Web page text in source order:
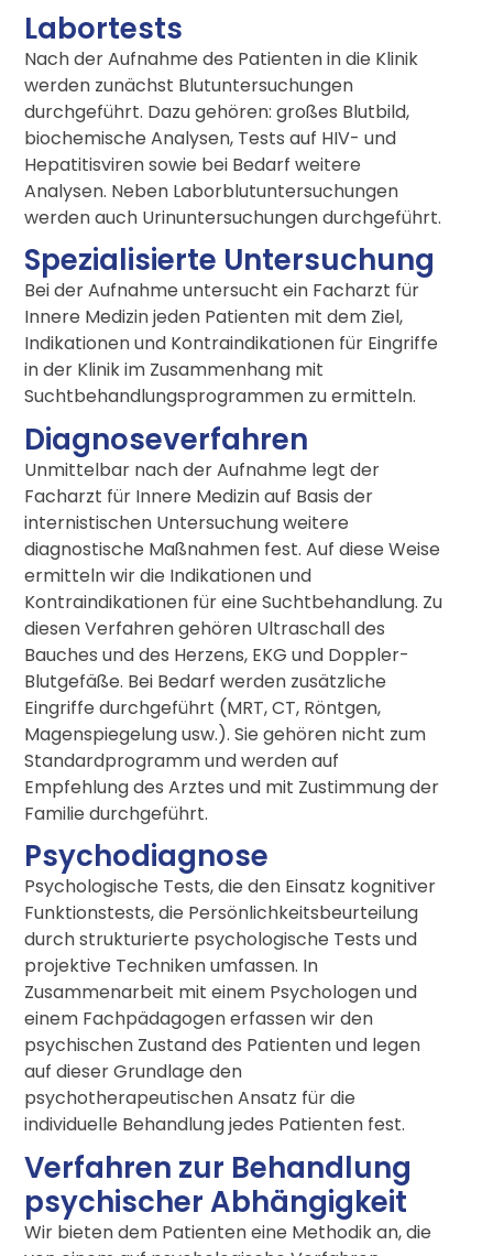
Labortests
Nach der Aufnahme des Patienten in die Klinik
werden zunächst Blutuntersuchungen
durchgeführt. Dazu gehören: großes Blutbild,
biochemische Analysen, Tests auf HIV- und
Hepatitisviren sowie bei Bedarf weitere
Analysen. Neben Laborblutuntersuchungen
werden auch Urinuntersuchungen durchgeführt.
Spezialisierte Untersuchung
Bei der Aufnahme untersucht ein Facharzt für
Innere Medizin jeden Patienten mit dem Ziel,
Indikationen und Kontraindikationen für Eingriffe
in der Klinik im Zusammenhang mit
Suchtbehandlungsprogrammen zu ermitteln.
Diagnoseverfahren
Unmittelbar nach der Aufnahme legt der
Facharzt für Innere Medizin auf Basis der
internistischen Untersuchung weitere
diagnostische Maßnahmen fest. Auf diese Weise
ermitteln wir die Indikationen und
Kontraindikationen für eine Suchtbehandlung. Zu
diesen Verfahren gehören Ultraschall des
Bauches und des Herzens, EKG und Doppler-
Blutgefäße. Bei Bedarf werden zusätzliche
Eingriffe durchgeführt (MRT, CT, Röntgen,
Magenspiegelung usw.). Sie gehören nicht zum
Standardprogramm und werden auf
Empfehlung des Arztes und mit Zustimmung der
Familie durchgeführt.
Psychodiagnose
Psychologische Tests, die den Einsatz kognitiver
Funktionstests, die Persönlichkeitsbeurteilung
durch strukturierte psychologische Tests und
projektive Techniken umfassen. In
Zusammenarbeit mit einem Psychologen und
einem Fachpädagogen erfassen wir den
psychischen Zustand des Patienten und legen
auf dieser Grundlage den
psychotherapeutischen Ansatz für die
individuelle Behandlung jedes Patienten fest.
Verfahren zur Behandlung
psychischer Abhängigkeit
Wir bieten dem Patienten eine Methodik an, die